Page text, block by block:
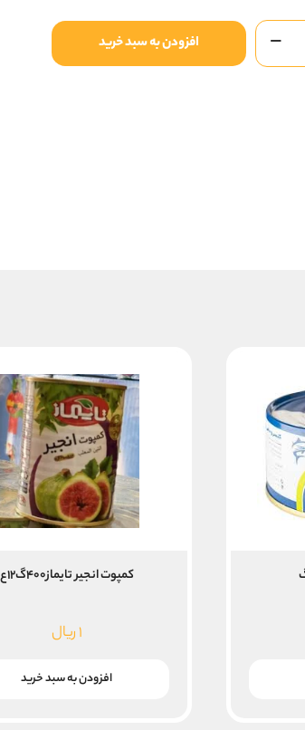
افزودن به سبد خرید
کمپوت انجیر تایماز۴۰۰گ۱۲ع
۱ریال
افزودن به سبد خرید